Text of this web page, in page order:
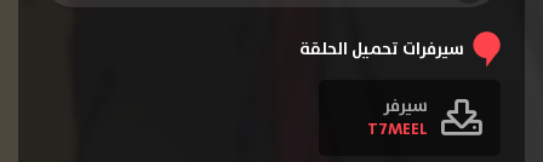
سيرفرات تحميل الحلقة
سيرفر
T7MEEL